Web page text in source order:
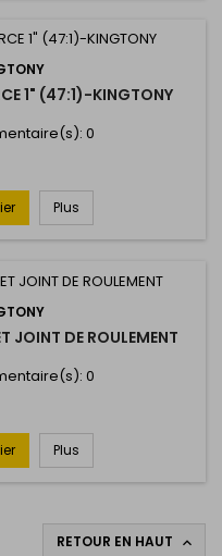
1" (47:1)-KINGTONY
0
Plus
JOINT DE ROULEMENT
0
Plus
RETOUR EN HAUT 